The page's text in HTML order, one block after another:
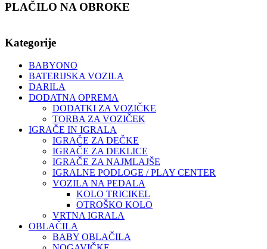
PLAČILO NA OBROKE
Kategorije
BABYONO
BATERIJSKA VOZILA
DARILA
DODATNA OPREMA
DODATKI ZA VOZIČKE
TORBA ZA VOZIČEK
IGRAČE IN IGRALA
IGRAČE ZA DEČKE
IGRAČE ZA DEKLICE
IGRAČE ZA NAJMLAJŠE
IGRALNE PODLOGE / PLAY CENTER
VOZILA NA PEDALA
KOLO TRICIKEL
OTROŠKO KOLO
VRTNA IGRALA
OBLAČILA
BABY OBLAČILA